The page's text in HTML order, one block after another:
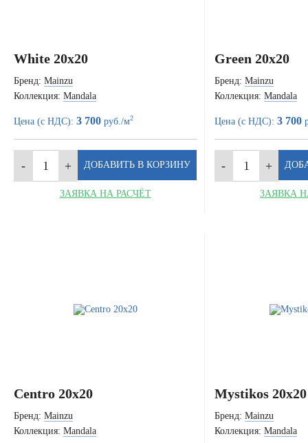
White 20x20
Бренд: Mainzu
Коллекция: Mandala
Цена (с НДС): 3 700 руб./м2
ЗАЯВКА НА РАСЧЁТ
Green 20x20
Бренд: Mainzu
Коллекция: Mandala
Цена (с НДС): 3 700
ЗАЯВКА
Centro 20x20
Бренд: Mainzu
Коллекция: Mandala
Mystikos 20x20
Бренд: Mainzu
Коллекция: Mandala